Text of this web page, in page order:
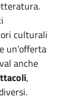
culturali
un’offerta
anche
,